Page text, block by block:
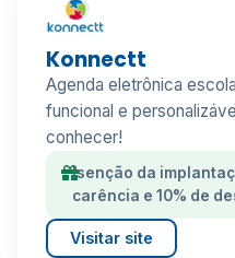
Konnectt
Agenda eletrônica
funcional e
conhecer!
Isenção da
carência e 10% de
Visitar site